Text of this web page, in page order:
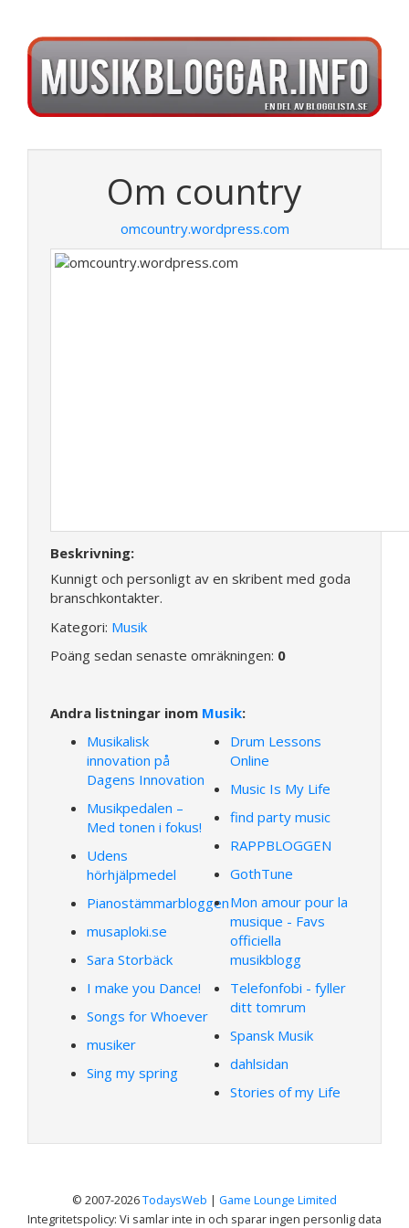
Om country
omcountry.wordpress.com
Beskrivning:
Kunnigt och personligt av en skribent med goda
branschkontakter.
Kategori: Musik
Poäng sedan senaste omräkningen: 0
Andra listningar inom Musik:
Musikalisk
innovation på
Dagens Innovation
Musikpedalen –
Med tonen i fokus!
Udens
hörhjälpmedel
Pianostämmarbloggen
musaploki.se
Sara Storbäck
I make you Dance!
Songs for Whoever
musiker
Sing my spring
Drum Lessons
Online
Music Is My Life
find party music
RAPPBLOGGEN
GothTune
Mon amour pour la
musique - Favs
officiella
musikblogg
Telefonfobi - fyller
ditt tomrum
Spansk Musik
dahlsidan
Stories of my Life
© 2007-2026TodaysWeb | Game Lounge Limited
Integritetspolicy: Vi samlar inte in och sparar ingen personlig data